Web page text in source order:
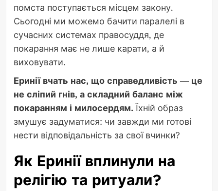
помста поступається місцем закону.
Сьогодні ми можемо бачити паралелі в
сучасних системах правосуддя, де
покарання має не лише карати, а й
виховувати.
Еринії вчать нас, що справедливість — це
не сліпий гнів, а складний баланс між
покаранням і милосердям. Їхній образ
змушує задуматися: чи завжди ми готові
нести відповідальність за свої вчинки?
Як Еринії вплинули на
релігію та ритуали?